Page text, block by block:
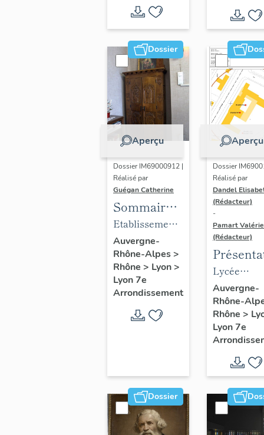
Dossier
Aperçu
Dossier IM69000912 |
Réalisé par
Guégan Catherine
Sommaire
objets
mobiliers :
Mobilier du
foyer
arménien
de jeunes
filles Saint-
Etablissement
médical
Clinique
gynécologique
et
d'accouchement
du docteur
de jeunes filles
Saint-Grégoire
Auvergne-
Rhône-Alpes>
Rhône > Lyon>
Lyon 7e
Arrondissement
Aperçu
Dossier
Réalisé par
Dandel
(Rédacteur)
-
Pamart Valérie
(Rédacteur)
des 1%
Lycée
Louise
Lycée
Louise
Auvergne-
Rhône-
Rhône >
Lyon 7e
Dossier